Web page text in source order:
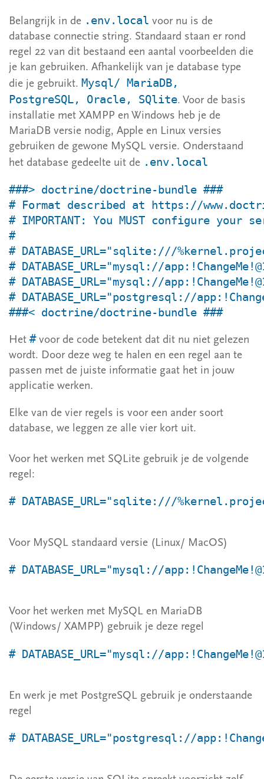
Belangrijk in de .env.local voor nu is de
database connectie string. Standaard staan er rond
regel 22 van dit bestaand een aantal voorbeelden die
je kan gebruiken. Afhankelijk van je database type
die je gebruikt. Mysql/ MariaDB,
PostgreSQL, Oracle, SQlite. Voor de basis
installatie met XAMPP en Windows heb je de
MariaDB versie nodig, Apple en Linux versies
gebruiken de gewone MySQL versie. Onderstaand
het database gedeelte uit de .env.local
###> doctrine/doctrine-bundle ###
# Format described at https://
# IMPORTANT: You MUST configure
#
# DATABASE_URL="sqlite:///
# DATABASE_URL="mysql://
# DATABASE_URL="mysql://
# DATABASE_URL="postgresql://
###< doctrine/doctrine-bundle ###
Het #voor de code betekent dat dit nu niet gelezen
wordt. Door deze weg te halen en een regel aan te
passen met de juiste informatie gaat het in jouw
applicatie werken.
Elke van de vier regels is voor een ander soort
database, we leggen ze alle vier kort uit.
Voor het werken met SQLite gebruik je de volgende
regel:
# DATABASE_URL="sqlite:///
Voor MySQL standaard versie (Linux/ MacOS)
# DATABASE_URL="mysql://
Voor het werken met MySQL en MariaDB
(Windows/ XAMPP) gebruik je deze regel
# DATABASE_URL="mysql://
En werk je met PostgreSQL gebruik je onderstaande
regel
# DATABASE_URL="postgresql://